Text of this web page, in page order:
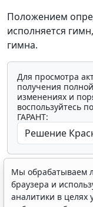
Положением
исполняется
гимна.
Для просмотра
получения
изменениях и
воспользуйтесь
ГАРАНТ:
Мы обрабатываем
браузера и
аналитики в целях